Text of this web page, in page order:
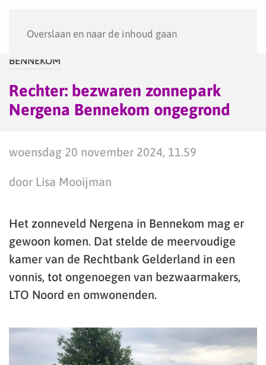
Overslaan en naar de inhoud gaan
BENNEKOM
Rechter: bezwaren zonnepark
Nergena Bennekom ongegrond
woensdag 20 november 2024, 11.59
door Lisa Mooijman
Het zonneveld Nergena in Bennekom mag er
gewoon komen. Dat stelde de meervoudige
kamer van de Rechtbank Gelderland in een
vonnis, tot ongenoegen van bezwaarmakers,
LTO Noord en omwonenden.